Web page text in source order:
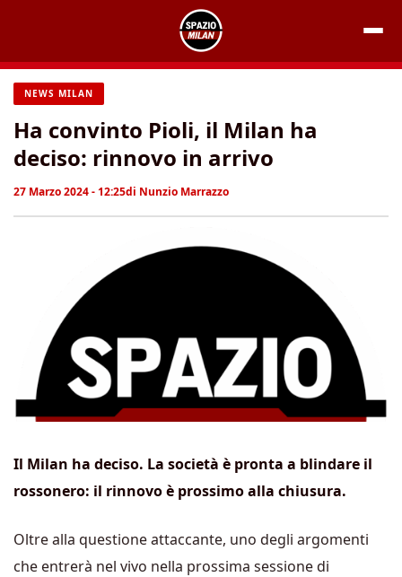
contenuto
NEWS MILAN
Ha convinto Pioli, il Milan ha
deciso: rinnovo in arrivo
27 Marzo 2024 - 12:25di Nunzio Marrazzo
Il Milan ha deciso. La società è pronta a blindare il
rossonero: il rinnovo è prossimo alla chiusura.
Oltre alla questione attaccante, uno degli argomenti
che entrerà nel vivo nella prossima sessione di